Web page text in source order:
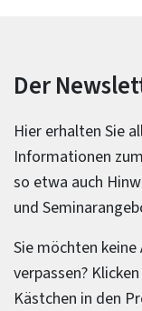
Der
Hier erhalten Sie
Informationen
so etwa auch
und
Sie möchten
verpassen?
Kästchen in den